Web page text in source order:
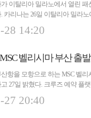
이탈리아 밀라노에서 열린
카리나는 26일 이탈리아 밀라
28 14:20
벨리시마 부산 출
항을 모항으로 하는 MSC 벨
27일 밝혔다. 크루즈 예약 플
27 20:40